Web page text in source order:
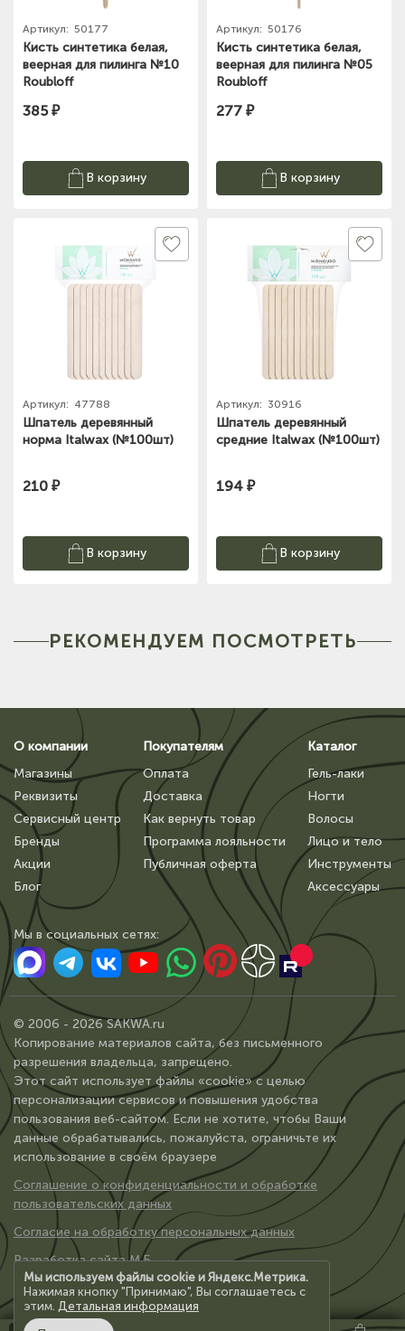
Артикул: 50177
Кисть синтетика белая,
веерная для пилинга №10
Roubloff
385 ₽
В корзину
Артикул: 50176
Кисть синтетика белая,
веерная для пилинга №05
Roubloff
277 ₽
В корзину
Артикул: 47788
Шпатель деревянный
норма Italwax (№100шт)
210 ₽
В корзину
Артикул: 30916
Шпатель деревянный
средние Italwax (№100шт)
194 ₽
В корзину
РЕКОМЕНДУЕМ ПОСМОТРЕТЬ
О компании
Магазины
Реквизиты
Сервисный центр
Бренды
Акции
Блог
Покупателям
Оплата
Доставка
Как вернуть товар
Программа лояльности
Публичная оферта
Каталог
Гель-лаки
Ногти
Волосы
Лицо и тело
Инструменты
Аксессуары
Мы в сoциальных сетях:
© 2006 - 2026 SAKWA.ru
Копирование материалов сайта, без письменного
разрешения владельца, запрещено.
Этот сайт использует файлы «cookie» с целью
персонализации сервисов и повышения удобства
пользования веб-сайтом. Если не хотите, чтобы Ваши
данные обрабатывались, пожалуйста, ограничьте их
использование в своём браузере
Соглашение о конфиденциальности и обработке
пользовательских данных
Согласие на обработку персональных данных
Разработка сайта М.Б.
Мы используем файлы cookie и Яндекс.Метрика.
Нажимая кнопку "Принимаю", Вы соглашаетесь с
этим. Детальная информация